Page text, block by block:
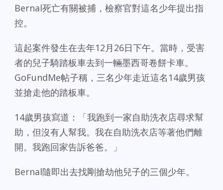
Bernal死亡有關被捕，檢察官對這名少年提出指
控。
這起案件發生在去年12月26日下午。當時，受害
者的兒子騎踏板車去到一輛墨西哥卷餅卡車。
GoFundMe帖子稱，三名少年走近這名14歲男孩
並搶走他的踏板車。
14歲男孩寫道：「我跑到一家自助洗衣店尋求幫
助，但沒有人幫我。我在自助洗衣店等著他們離
開。我跑回家告訴爸爸。」
Bernal隨即出去找剛搶劫他兒子的三個少年。